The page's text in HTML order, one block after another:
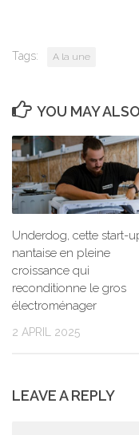
Tags: A la une
YOU MAY
Underdog, cette start-
nantaise en pleine
croissance qui
reconditionne le gros
électroménager
2 APRIL 2025
LEAVE A REPLY